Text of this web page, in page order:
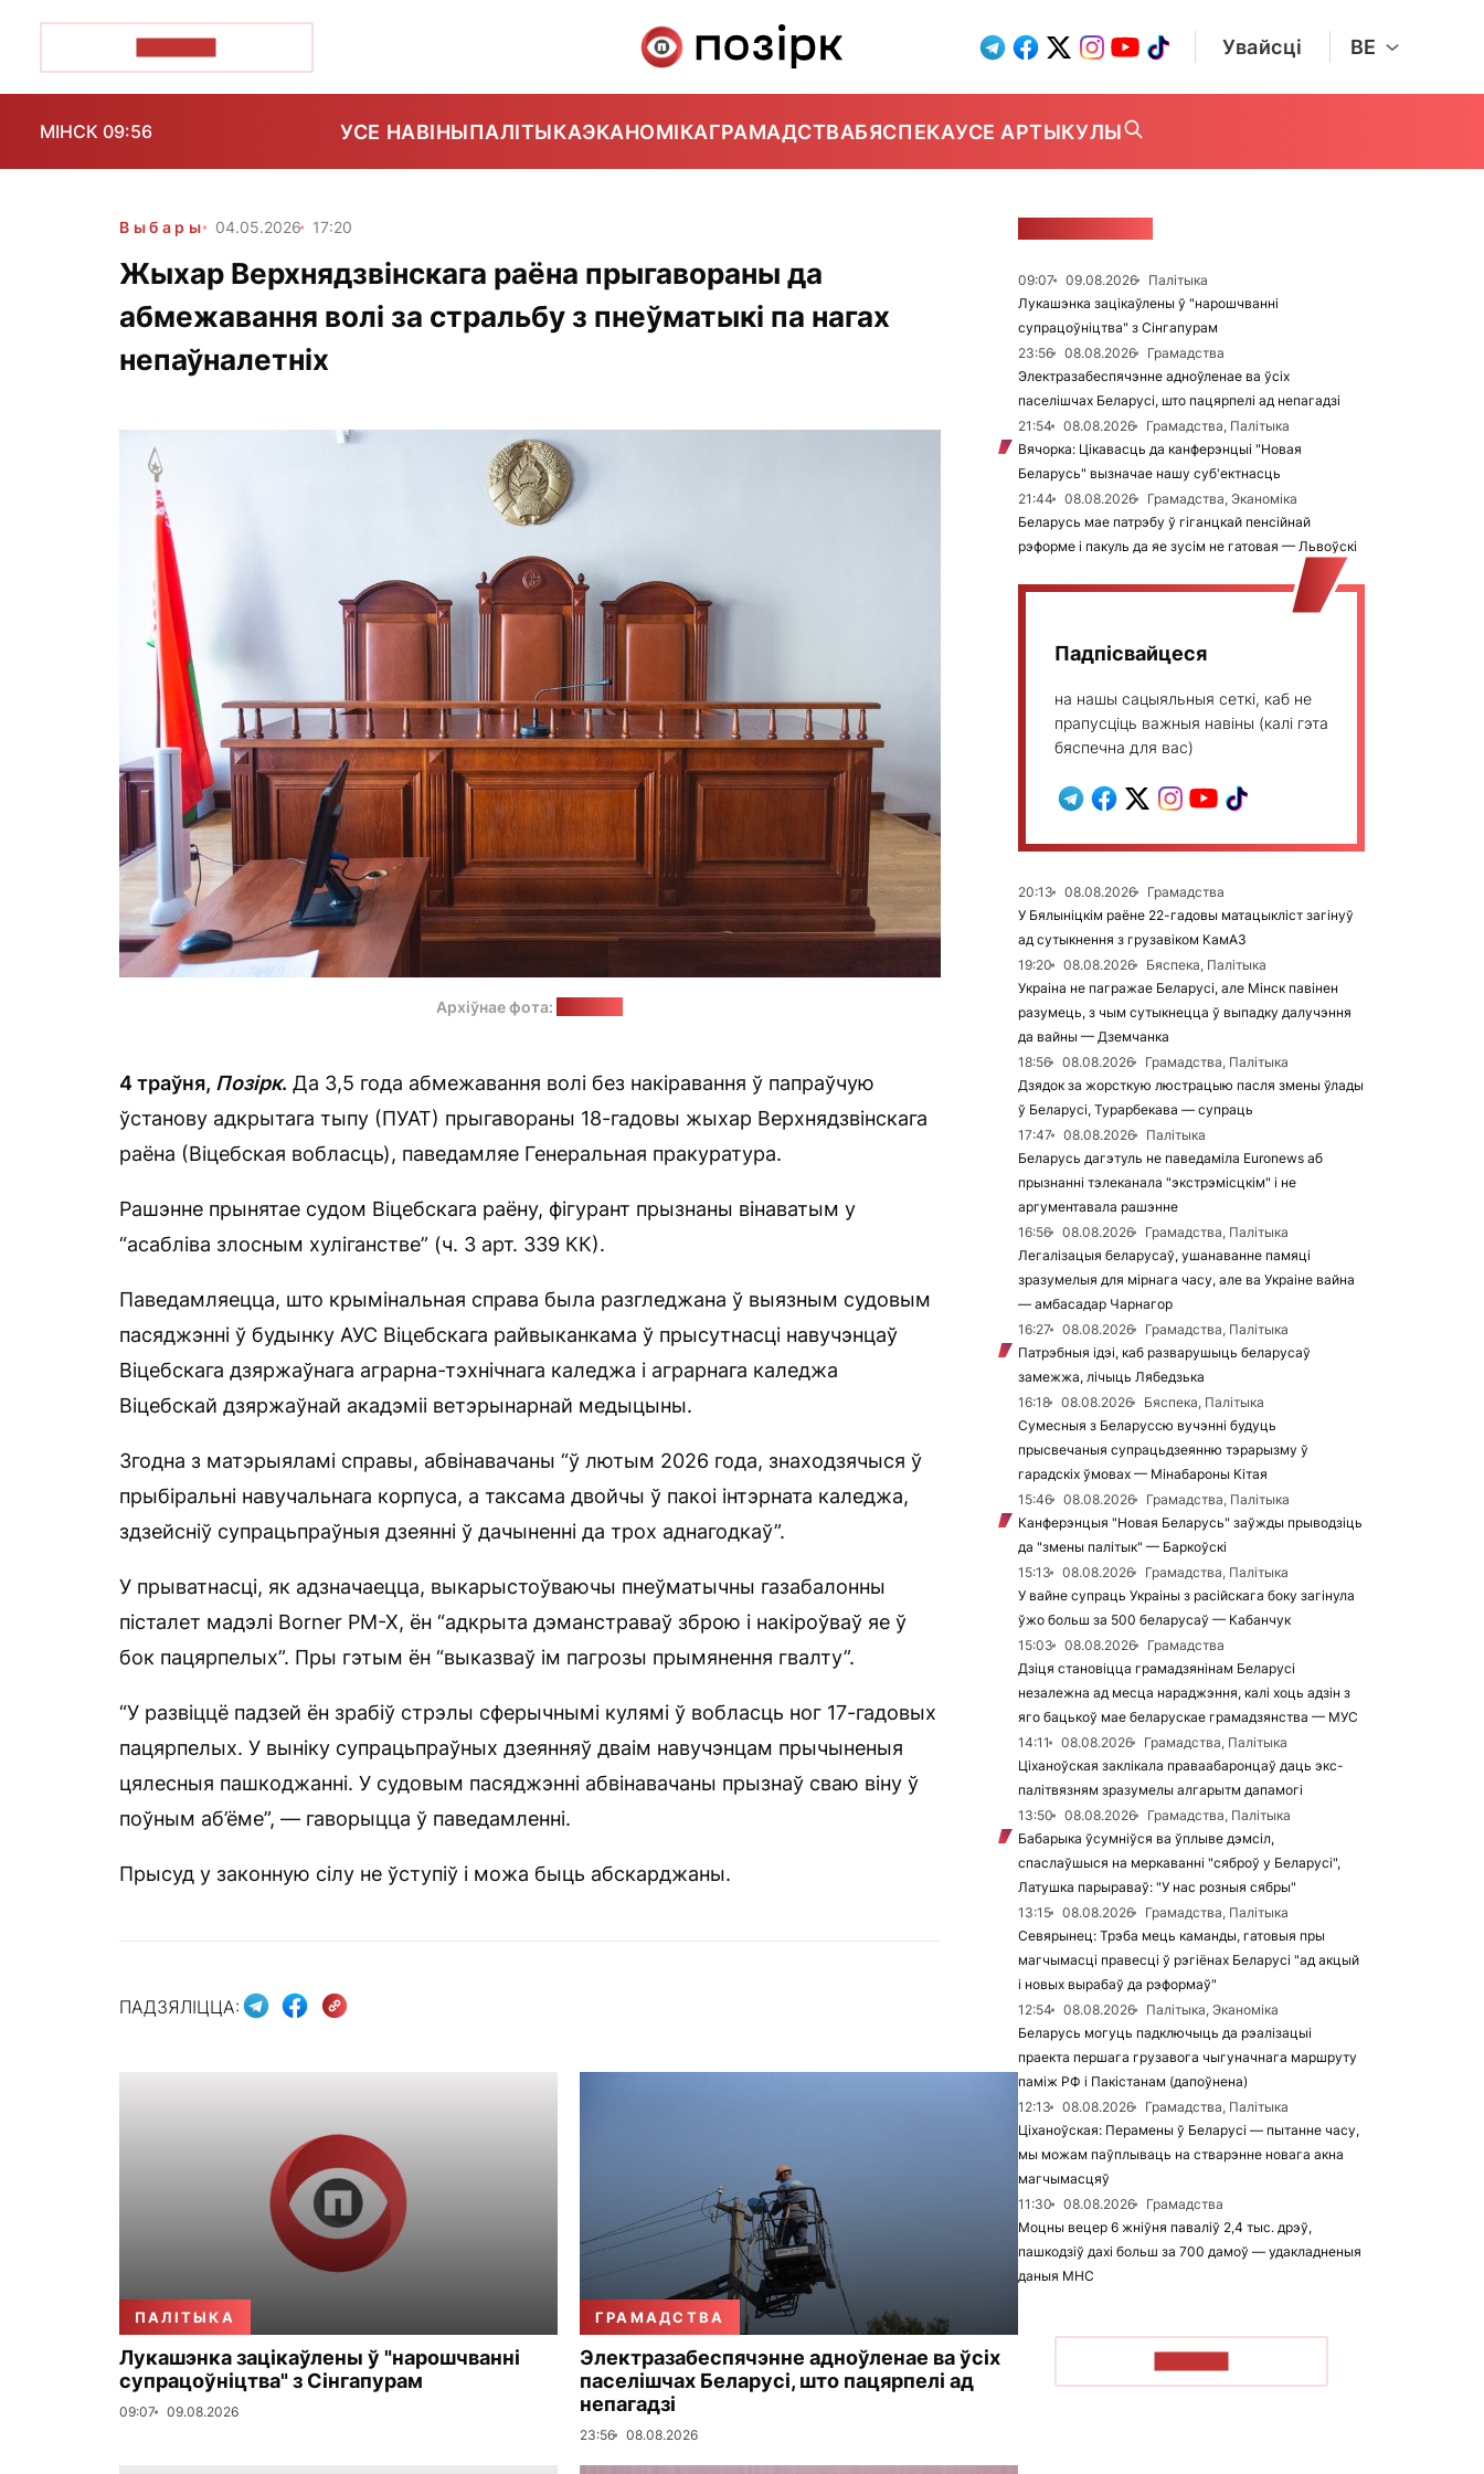
Увайсці BE
МІНСК 09:56 УСЕ НАВІНЫПАЛІТЫКАЭКАНОМІКАГРАМАДСТВАБЯСПЕКАУСЕ АРТЫКУЛЫ
Выбары 04.05.2026 17:20
Жыхар Верхнядзвінскага раёна прыгавораны да
абмежавання волі за стральбу з пнеўматыкі па нагах
непаўналетніх
Архіўнае фота:
4 траўня, Позірк. Да 3,5 года абмежавання волі без накіравання ў папраўчую
ўстанову адкрытага тыпу (ПУАТ) прыгавораны 18-гадовы жыхар Верхнядзвінскага
раёна (Віцебская вобласць), паведамляе Генеральная пракуратура.
Рашэнне прынятае судом Віцебскага раёну, фігурант прызнаны вінаватым у
“асабліва злосным хуліганстве” (ч. 3 арт. 339 КК).
Паведамляецца, што крымінальная справа была разгледжана ў выязным судовым
пасяджэнні ў будынку АУС Віцебскага райвыканкама ў прысутнасці навучэнцаў
Віцебскага дзяржаўнага аграрна-тэхнічнага каледжа і аграрнага каледжа
Віцебскай дзяржаўнай акадэміі ветэрынарнай медыцыны.
Згодна з матэрыяламі справы, абвінавачаны “ў лютым 2026 года, знаходзячыся ў
прыбіральні навучальнага корпуса, а таксама двойчы ў пакоі інтэрната каледжа,
здзейсніў супрацьпраўныя дзеянні ў дачыненні да трох аднагодкаў”.
У прыватнасці, як адзначаецца, выкарыстоўваючы пнеўматычны газабалонны
пісталет мадэлі Borner PM-X, ён “адкрыта дэманстраваў зброю і накіроўваў яе ў
бок пацярпелых”. Пры гэтым ён “выказваў ім пагрозы прымянення гвалту”.
“У развіццё падзей ён зрабіў стрэлы сферычнымі кулямі ў вобласць ног 17-гадовых
пацярпелых. У выніку супрацьпраўных дзеянняў дваім навучэнцам прычыненыя
цялесныя пашкоджанні. У судовым пасяджэнні абвінавачаны прызнаў сваю віну ў
поўным аб’ёме”, — гаворыцца ў паведамленні.
Прысуд у законную сілу не ўступіў і можа быць абскарджаны.
ПАДЗЯЛІЦЦА:
ПАЛІТЫКА
Лукашэнка зацікаўлены ў "нарошчванні
супрацоўніцтва" з Сінгапурам
09:07 09.08.2026
ГРАМАДСТВА
Электразабеспячэнне адноўленае ва ўсіх
паселішчах Беларусі, што пацярпелі ад
непагадзі
23:56 08.08.2026
09:07 09.08.2026
Палітыка
Лукашэнка зацікаўлены ў "нарошчванні
супрацоўніцтва" з Сінгапурам
23:56
08.08.2026
Грамадства
Электразабеспячэнне адноўленае ва ўсіх
паселішчах Беларусі, што пацярпелі ад непагадзі
21:54
08.08.2026
Грамадства, Палітыка
Вячорка: Цікавасць да канферэнцыі "Новая
Беларусь" вызначае нашу суб'ектнасць
21:44
08.08.2026
Грамадства, Эканоміка
Беларусь мае патрэбу ў гіганцкай пенсійнай
рэформе і пакуль да яе зусім не гатовая — Львоўскі
Падпісвайцеся
на нашы сацыяльныя сеткі, каб не
прапусціць важныя навіны (калі гэта
бяспечна для вас)
20:13 08.08.2026
Грамадства
У Бялыніцкім раёне 22-гадовы матацыкліст загінуў
ад сутыкнення з грузавіком КамАЗ
19:20
08.08.2026
Бяспека, Палітыка
Украіна не пагражае Беларусі, але Мінск павінен
разумець, з чым сутыкнецца ў выпадку далучэння
да вайны — Дземчанка
18:56
08.08.2026
Грамадства, Палітыка
Дзядок за жорсткую люстрацыю пасля змены ўлады
ў Беларусі, Турарбекава — супраць
17:47
08.08.2026
Палітыка
Беларусь дагэтуль не паведаміла Euronews аб
прызнанні тэлеканала "экстрэмісцкім" і не
аргументавала рашэнне
16:56
08.08.2026
Грамадства, Палітыка
Легалізацыя беларусаў, ушанаванне памяці
зразумелыя для мірнага часу, але ва Украіне вайна
— амбасадар Чарнагор
16:27
08.08.2026
Грамадства, Палітыка
Патрэбныя ідэі, каб разварушыць беларусаў
замежжа, лічыць Лябедзька
16:18
08.08.2026
Бяспека, Палітыка
Сумесныя з Беларуссю вучэнні будуць
прысвечаныя супрацьдзеянню тэрарызму ў
гарадскіх ўмовах — Мінабароны Кітая
15:46
08.08.2026
Грамадства, Палітыка
Канферэнцыя "Новая Беларусь" заўжды прыводзіць
да "змены палітык" — Баркоўскі
15:13
08.08.2026
Грамадства, Палітыка
У вайне супраць Украіны з расійскага боку загінула
ўжо больш за 500 беларусаў — Кабанчук
15:03
08.08.2026
Грамадства
Дзіця становіцца грамадзянінам Беларусі
незалежна ад месца нараджэння, калі хоць адзін з
яго бацькоў мае беларускае грамадзянства — МУС
14:11
08.08.2026
Грамадства, Палітыка
Ціханоўская заклікала праваабаронцаў даць экс-
палітвязням зразумелы алгарытм дапамогі
13:50
08.08.2026
Грамадства, Палітыка
Бабарыка ўсумніўся ва ўплыве дэмсіл,
спаслаўшыся на меркаванні "сяброў у Беларусі",
Латушка парыраваў: "У нас розныя сябры"
13:15
08.08.2026
Грамадства, Палітыка
Севярынец: Трэба мець каманды, гатовыя пры
магчымасці правесці ў рэгіёнах Беларусі "ад акцый
і новых вырабаў да рэформаў"
12:54
08.08.2026
Палітыка, Эканоміка
Беларусь могуць падключыць да рэалізацыі
праекта першага грузавога чыгуначнага маршруту
паміж РФ і Пакістанам (дапоўнена)
12:13
08.08.2026
Грамадства, Палітыка
Ціханоўская: Перамены ў Беларусі — пытанне часу,
мы можам паўплываць на стварэнне новага акна
магчымасцяў
11:30
08.08.2026
Грамадства
Моцны вецер 6 жніўня паваліў 2,4 тыс. дрэў,
пашкодзіў дахі больш за 700 дамоў — удакладненыя
даныя МНС